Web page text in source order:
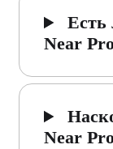
Есть
Near
Near